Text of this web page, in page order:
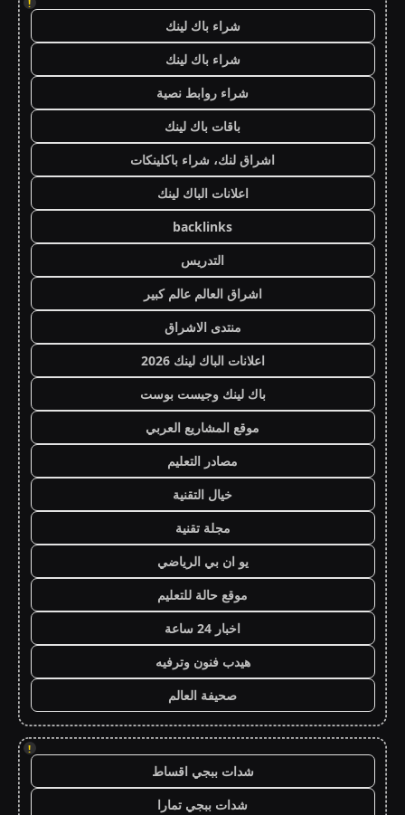
!
شراء باك لينك
شراء باك لينك
شراء روابط نصية
باقات باك لينك
اشراق لنك، شراء باكلينكات
اعلانات الباك لينك
backlinks
التدريس
اشراق العالم عالم كبير
منتدى الاشراق
اعلانات الباك لينك 2026
باك لينك وجيست بوست
موقع المشاريع العربي
مصادر التعليم
خيال التقنية
مجلة تقنية
يو ان بي الرياضي
موقع حالة للتعليم
اخبار 24 ساعة
هيدب فنون وترفيه
صحيفة العالم
!
شدات ببجي اقساط
شدات ببجي تمارا